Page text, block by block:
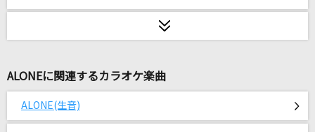
Only Human(ビデオクリップバージョン)
K
愛の花
ALONEに関連するカラオケ楽曲
ALONE(生音)